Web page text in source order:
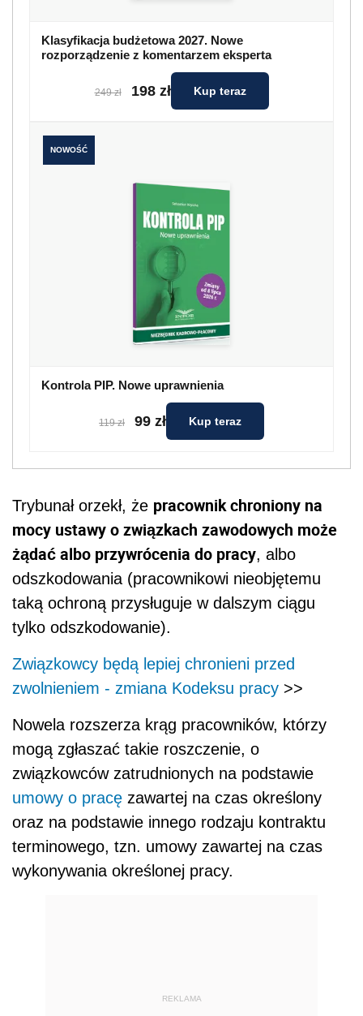
Klasyfikacja budżetowa 2027. Nowe
rozporządzenie z komentarzem eksperta
249 zł 198 zł Kup teraz
NOWOŚĆ
Kontrola PIP. Nowe uprawnienia
119 zł 99 zł Kup teraz
Trybunał orzekł, że pracownik chroniony na
mocy ustawy o związkach zawodowych może
żądać albo przywrócenia do pracy, albo
odszkodowania (pracownikowi nieobjętemu
taką ochroną przysługuje w dalszym ciągu
tylko odszkodowanie).
Związkowcy będą lepiej chronieni przed
zwolnieniem - zmiana Kodeksu pracy >>
Nowela rozszerza krąg pracowników, którzy
mogą zgłaszać takie roszczenie, o
związkowców zatrudnionych na podstawie
umowy o pracę zawartej na czas określony
oraz na podstawie innego rodzaju kontraktu
terminowego, tzn. umowy zawartej na czas
wykonywania określonej pracy.
REKLAMA